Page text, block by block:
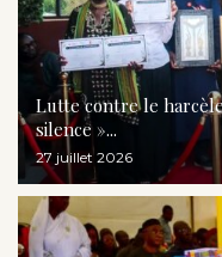
Lutte contre le
silence »...
27 juillet 2026